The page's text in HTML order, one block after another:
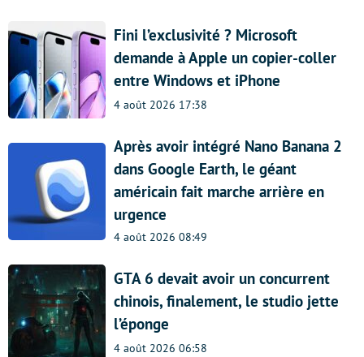
Fini l’exclusivité ? Microsoft
demande à Apple un copier-coller
entre Windows et iPhone
4 août 2026 17:38
Après avoir intégré Nano Banana 2
dans Google Earth, le géant
américain fait marche arrière en
urgence
4 août 2026 08:49
GTA 6 devait avoir un concurrent
chinois, finalement, le studio jette
l’éponge
4 août 2026 06:58